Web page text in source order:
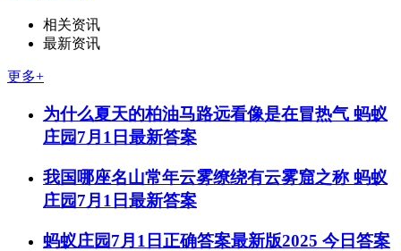
相关资讯
最新资讯
更多+
为什么夏天的柏油马路远看像是在冒热气 蚂蚁
庄园7月1日最新答案
我国哪座名山常年云雾缭绕有云雾窟之称 蚂蚁
庄园7月1日最新答案
蚂蚁庄园7月1日正确答案最新版2025 今日答案